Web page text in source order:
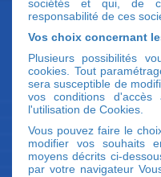
sociétés et qui, de
responsabilité de ces
Vos choix concernant
Plusieurs possibilités
cookies. Tout
sera susceptible de
vos conditions d'accès
l'utilisation de Cookies.
Vous pouvez faire le
modifier vos souhaits
moyens décrits ci-
par votre navigateur